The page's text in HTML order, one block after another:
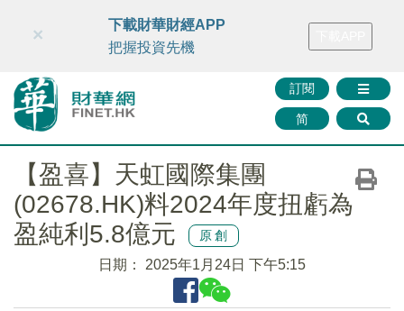
財華智庫網 FINTV FINMETA 財華證券 媒體矩陣
訂閱
简
×
下載財華財經APP
把握投資先機
【盈喜】天虹國際集團
(02678.HK)料2024年度扭虧為
盈純利5.8億元
原創
日期： 2025年1月24日 下午5:15